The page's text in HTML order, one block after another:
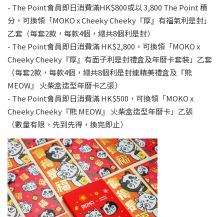
- The Point會員即日消費滿HK$800或以 3,800 The Point 積
分，可換領「MOKO x Cheeky Cheeky『厚』有福氣利是封」
乙套（每套2款，每款4個，總共8個利是封）
- The Point會員即日消費滿 HK$2,800，可換領「MOKO x
Cheeky Cheeky『厚』有面子利是封禮盒及年曆卡套裝」乙套
（每套2款，每款4個，總共8個利是封連精美禮盒及『熊
MEOW』 火柴盒造型年曆卡乙張）
- The Point會員即日消費滿 HK$500，可換領「MOKO x
Cheeky Cheeky『熊 MEOW』 火柴盒造型年曆卡」乙張
（數量有限，先到先得，換完即止）